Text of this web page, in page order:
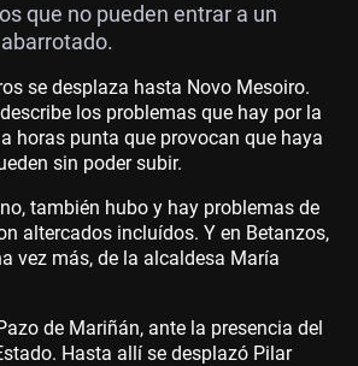
que no pueden entrar a un
se desplaza hasta Novo Mesoiro.
los problemas que hay por la
horas punta que provocan que haya
sin poder subir.
también hubo y hay problemas de
altercados incluídos. Y en Betanzos,
vez más, de la alcaldesa María
de Mariñán, ante la presencia del
Hasta allí se desplazó Pilar